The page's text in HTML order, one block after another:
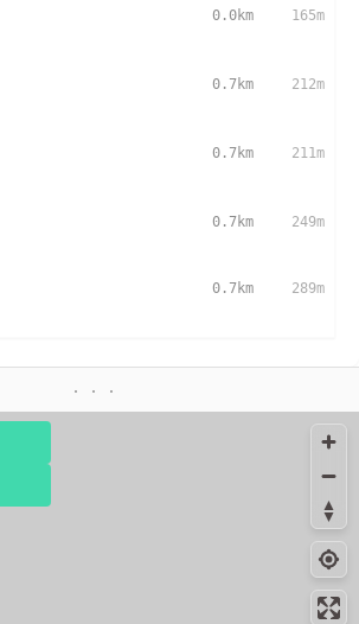
0.0km 165m
0.7km 212m
0.7km 211m
0.7km 249m
0.7km 289m